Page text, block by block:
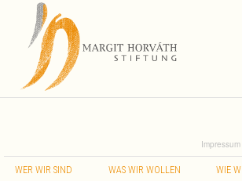
Impressum
WER WIR SIND WAS WIR WOLLEN WIE